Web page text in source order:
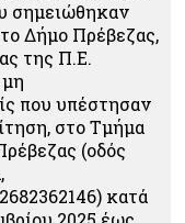
σημειώθηκαν
Δήμο Πρέβεζας,
της Π.Ε.
μη
που υπέστησαν
στο Τμήμα
(οδός
κατά